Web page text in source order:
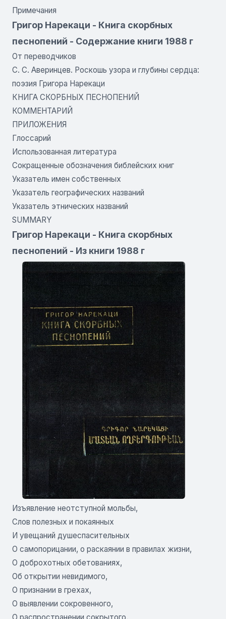
Примечания
Григор Нарекаци - Книга скорбных
песнопений - Содержание книги 1988 г
От переводчиков
С. С. Аверинцев. Роскошь узора и глубины сердца:
поэзия Григора Нарекаци
КНИГА СКОРБНЫХ ПЕСНОПЕНИЙ
КОММЕНТАРИЙ
ПРИЛОЖЕНИЯ
Глоссарий
Использованная литература
Сокращенные обозначения библейских книг
Указатель имен собственных
Указатель географических названий
Указатель этнических названий
SUMMARY
Григор Нарекаци - Книга скорбных
песнопений - Из книги 1988 г
Изъявление неотступной мольбы,
Слов полезных и покаянных
И увещаний душеспасительных
О самопорицании, о раскаянии в правилах жизни,
О доброхотных обетованиях,
Об открытии невидимого,
О признании в грехах,
О выявлении сокровенного,